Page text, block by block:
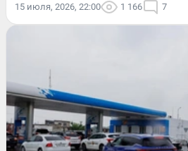
15 июля, 2026, 22:00 1 166 7